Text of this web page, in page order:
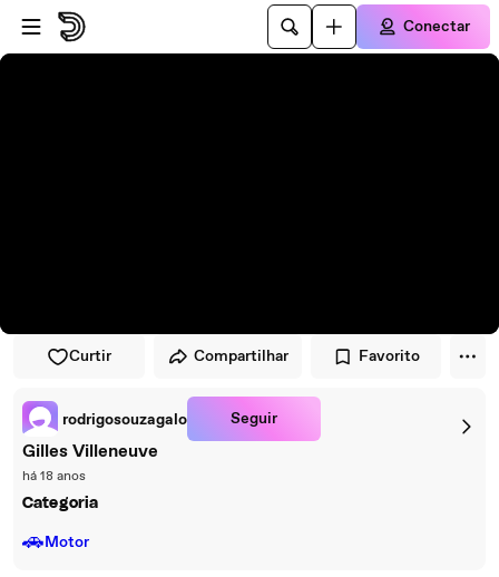
Pular para o player
Ir para o conteúdo principal
Conectar
Curtir Compartilhar Favorito
rodrigosouzagalo Seguir
Gilles Villeneuve
há 18 anos
Categoria
🚗Motor